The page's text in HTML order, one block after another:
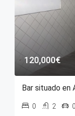
120,000€
Bar situado en
0 2 0